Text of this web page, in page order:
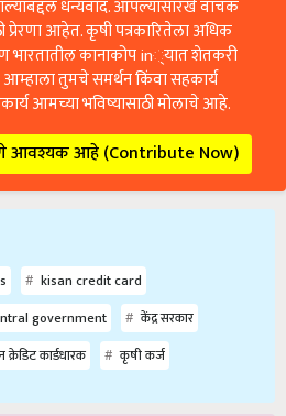
धन्यवाद. आपल्यासारखे वाचक
प्रेरणा आहेत. कृषी पत्रकारितेला अधिक
भारतातील कानाकोप in्यात शेतकरी
तुमचे समर्थन किंवा सहकार्य
आमच्या भविष्यासाठी मोलाचे आहे.
आवश्यक आहे (Contribute Now)
kisan credit card
government
केंद्र सरकार
क्रेडिट कार्डधारक कृषी कर्ज